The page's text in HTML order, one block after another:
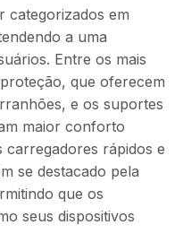
categorizados em
a uma
Entre os mais
que oferecem
e os suportes
maior conforto
carregadores rápidos e
se destacado pela
que os
seus dispositivos